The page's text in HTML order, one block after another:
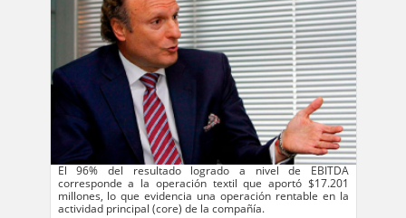
El 96% del resultado logrado a nivel de EBITDA
corresponde a la operación textil que aportó $17.201
millones, lo que evidencia una operación rentable en la
actividad principal (core) de la compañía.